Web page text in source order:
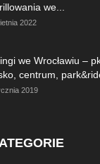
we...
2022
we Wrocławiu –
centrum,
2019